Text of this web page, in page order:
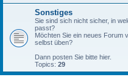
Sonstiges
Sie sind sich nicht sicher, in
passt?
Möchten Sie ein neues Forum
selbst üben?
Dann posten Sie bitte hier.
Topics: 29